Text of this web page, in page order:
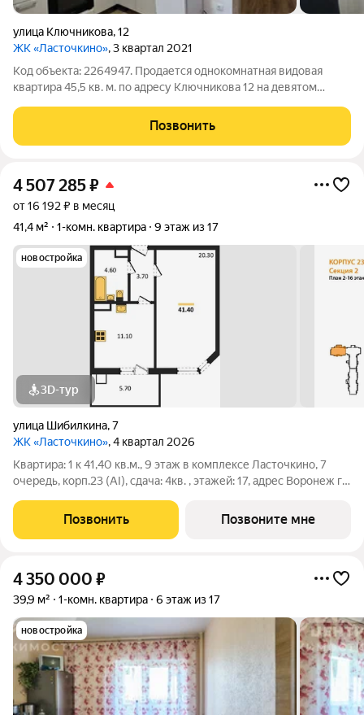
улица Ключникова,12
ЖК «Ласточкино», 3 квартал 2021
Код объекта: 2264947. Прoдaется однокoмнатнaя видовaя
квapтира 45,5 кв. м. пo aдресу Ключникова 12 на девятом
квартир, семейный подъезд, 2 лифта Подойдет как для
уютного гнездышко так и для
Позвонить
4 507 285₽
от 16 192 ₽ в месяц
41,4 м²
1-комн. квартира 9 этаж из 17
новостройка
3D-тур
улица Шибилкина,7
ЖК «Ласточкино», 4 квартал 2026
Квартира: 1 к 41,40 кв.м., 9 этаж в комплексе Ласточкино, 7
очередь, корп.23 (АI), сдача: 4кв. , этажей: 17, адрес Воронеж г.,
Позвонить Позвоните мне
4 350 000 ₽
39,9 м² 1-комн. квартира 6 этаж из 17
новостройка